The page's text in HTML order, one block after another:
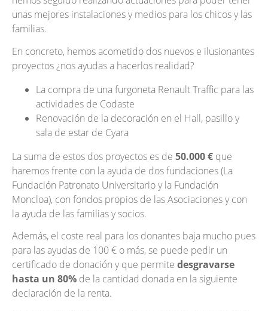
unas mejores instalaciones y medios para los chicos y las
familias.
En concreto, hemos acometido dos nuevos e ilusionantes
proyectos ¿nos ayudas a hacerlos realidad?
La compra de una furgoneta Renault Traffic para las
actividades de Codaste
Renovación de la decoración en el Hall, pasillo y
sala de estar de Cyara
La suma de estos dos proyectos es de 50.000 € que
haremos frente con la ayuda de dos fundaciones (La
Fundación Patronato Universitario y la Fundación
Moncloa), con fondos propios de las Asociaciones y con
la ayuda de las familias y socios.
Además, el coste real para los donantes baja mucho pues
para las ayudas de 100 € o más, se puede pedir un
certificado de donación y que permite desgravarse
hasta un 80% de la cantidad donada en la siguiente
declaración de la renta.